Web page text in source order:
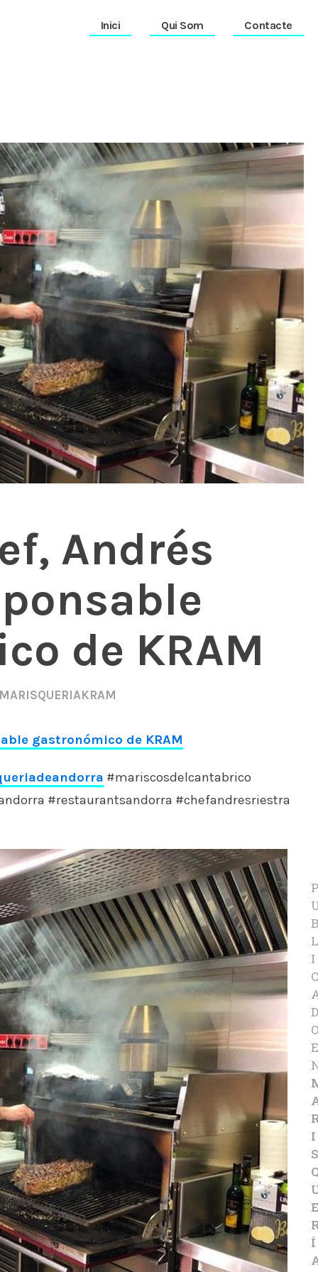
Inici Qui Som Contacte
Andrés
de KRAM
gastronómico de KRAM
#mariscosdelcantabrico
#restaurantsandorra #chefandresriestra
P
B
L
I
C
D
E
I
S
E
Í